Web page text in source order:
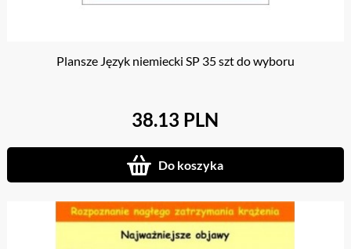
Plansze Język niemiecki SP 35 szt do wyboru
38.13 PLN
Do koszyka